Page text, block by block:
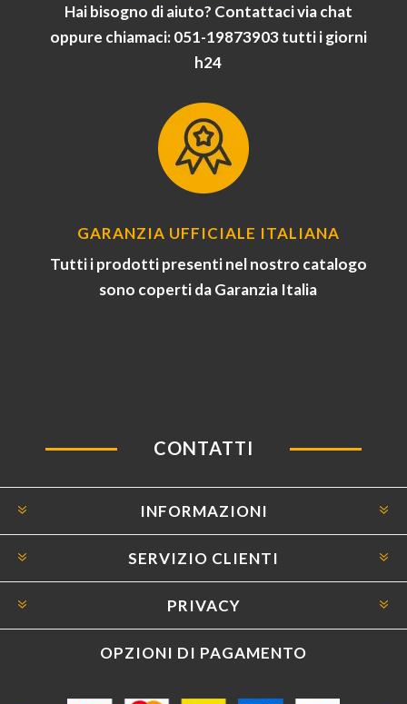
Hai bisogno di aiuto? Contattaci via chat
oppure chiamaci: 051-19873903 tutti i giorni
h24
GARANZIA UFFICIALE ITALIANA
Tutti i prodotti presenti nel nostro catalogo
sono coperti da Garanzia Italia
CONTATTI
INFORMAZIONI
SERVIZIO CLIENTI
PRIVACY
OPZIONI DI PAGAMENTO